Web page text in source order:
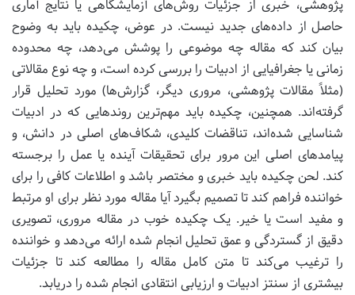
پژوهشی، خبری از جزئیات روش‌های آزمایشگاهی یا نتایج آماری
حاصل از داده‌های جدید نیست. در عوض، چکیده باید به وضوح
بیان کند که مقاله چه موضوعی را پوشش می‌دهد، چه محدوده
زمانی یا جغرافیایی از ادبیات را بررسی کرده است، و چه نوع مقالاتی
(مثلاً مقالات پژوهشی، مروری دیگر، گزارش‌ها) مورد تحلیل قرار
گرفته‌اند. همچنین، چکیده باید مهم‌ترین روندهایی که در ادبیات
شناسایی شده‌اند، تناقضات کلیدی، شکاف‌های اصلی در دانش، و
پیامدهای اصلی این مرور برای تحقیقات آینده یا عمل را برجسته
کند. لحن چکیده باید خبری و مختصر باشد و اطلاعات کافی را برای
خواننده فراهم کند تا تصمیم بگیرد آیا مقاله مورد نظر برای او مرتبط
و مفید است یا خیر. یک چکیده خوب در مقاله مروری، تصویری
دقیق از گستردگی و عمق تحلیل انجام شده ارائه می‌دهد و خواننده
را ترغیب می‌کند تا متن کامل مقاله را مطالعه کند تا جزئیات
بیشتری از سنتز ادبیات و ارزیابی انتقادی انجام شده را دریابد.